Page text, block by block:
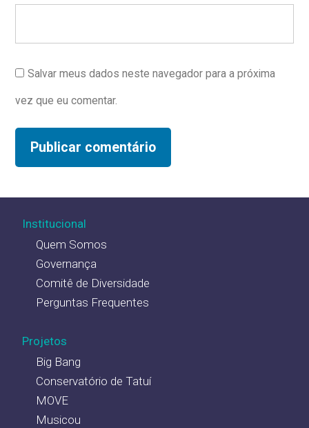
Salvar meus dados neste navegador para a próxima
vez que eu comentar.
Institucional
Quem Somos
Governança
Comitê de Diversidade
Perguntas Frequentes
Projetos
Big Bang
Conservatório de Tatuí
MOVE
Musicou